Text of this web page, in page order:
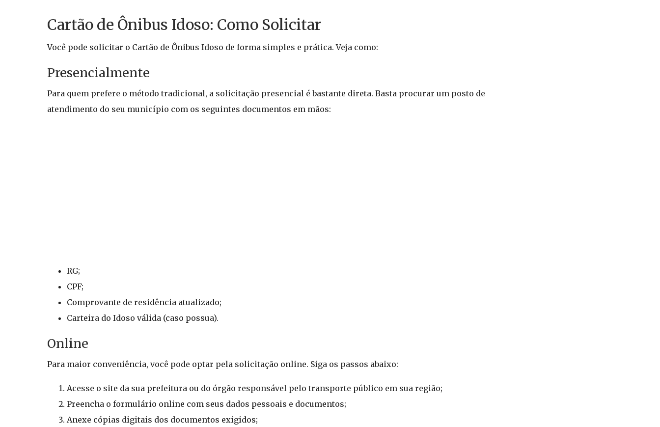
Cartão de Ônibus Idoso: Como Solicitar
Você pode solicitar o Cartão de Ônibus Idoso de forma simples e prática. Veja como:
Presencialmente
Para quem prefere o método tradicional, a solicitação presencial é bastante direta. Basta procurar um posto de
atendimento do seu município com os seguintes documentos em mãos:
RG;
CPF;
Comprovante de residência atualizado;
Carteira do Idoso válida (caso possua).
Online
Para maior conveniência, você pode optar pela solicitação online. Siga os passos abaixo:
Acesse o site da sua prefeitura ou do órgão responsável pelo transporte público em sua região;
Preencha o formulário online com seus dados pessoais e documentos;
Anexe cópias digitais dos documentos exigidos;